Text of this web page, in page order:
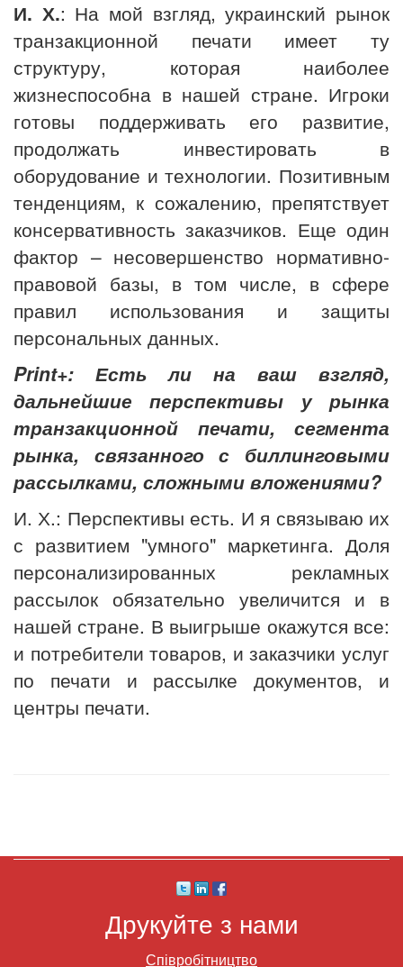
И. Х.: На мой взгляд, украинский рынок
транзакционной печати имеет ту
структуру, которая наиболее
жизнеспособна в нашей стране. Игроки
готовы поддерживать его развитие,
продолжать инвестировать в
оборудование и технологии. Позитивным
тенденциям, к сожалению, препятствует
консервативность заказчиков. Еще один
фактор – несовершенство нормативно-
правовой базы, в том числе, в сфере
правил использования и защиты
персональных данных.
Print+: Есть ли на ваш взгляд,
дальнейшие перспективы у рынка
транзакционной печати, сегмента
рынка, связанного с биллинговыми
рассылками, сложными вложениями?
И. Х.: Перспективы есть. И я связываю их
с развитием "умного" маркетинга. Доля
персонализированных рекламных
рассылок обязательно увеличится и в
нашей стране. В выигрыше окажутся все:
и потребители товаров, и заказчики услуг
по печати и рассылке документов, и
центры печати.
Друкуйте з нами
Співробітництво